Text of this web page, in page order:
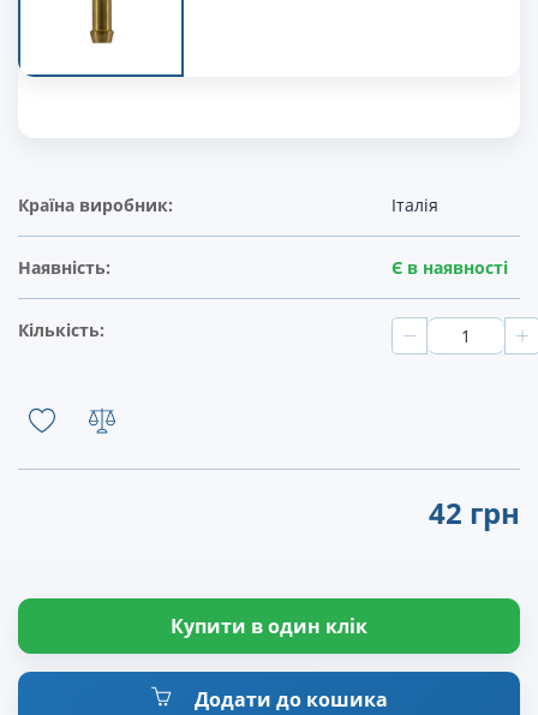
Країна виробник: Італія
Наявність: Є в наявності
Кількість:
42 грн
Купити в один клік
Додати до кошика